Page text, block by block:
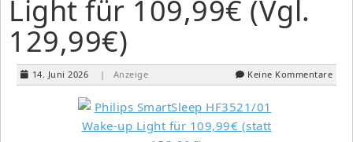
Light für 109,99€ (Vgl.
129,99€)
14. Juni 2026 | Anzeige Keine Kommentare